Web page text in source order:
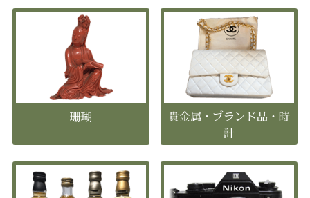
珊瑚
貴金属・ブランド品・時
計